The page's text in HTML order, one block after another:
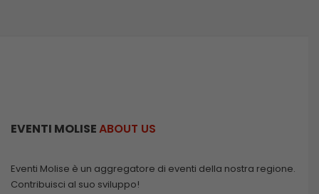
EVENTI MOLISEABOUT US
Eventi Molise è un aggregatore di eventi della nostra regione.
Contribuisci al suo sviluppo!